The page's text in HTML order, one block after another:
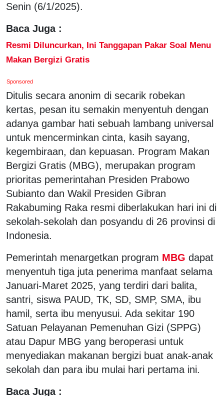
Senin (6/1/2025).
Baca Juga :
Resmi Diluncurkan, Ini Tanggapan Pakar Soal Menu
Makan Bergizi Gratis
Sponsored
Ditulis secara anonim di secarik robekan
kertas, pesan itu semakin menyentuh dengan
adanya gambar hati sebuah lambang universal
untuk mencerminkan cinta, kasih sayang,
kegembiraan, dan kepuasan. Program Makan
Bergizi Gratis (MBG), merupakan program
prioritas pemerintahan Presiden Prabowo
Subianto dan Wakil Presiden Gibran
Rakabuming Raka resmi diberlakukan hari ini di
sekolah-sekolah dan posyandu di 26 provinsi di
Indonesia.
Pemerintah menargetkan program MBG dapat
menyentuh tiga juta penerima manfaat selama
Januari-Maret 2025, yang terdiri dari balita,
santri, siswa PAUD, TK, SD, SMP, SMA, ibu
hamil, serta ibu menyusui. Ada sekitar 190
Satuan Pelayanan Pemenuhan Gizi (SPPG)
atau Dapur MBG yang beroperasi untuk
menyediakan makanan bergizi buat anak-anak
sekolah dan para ibu mulai hari pertama ini.
Baca Juga :